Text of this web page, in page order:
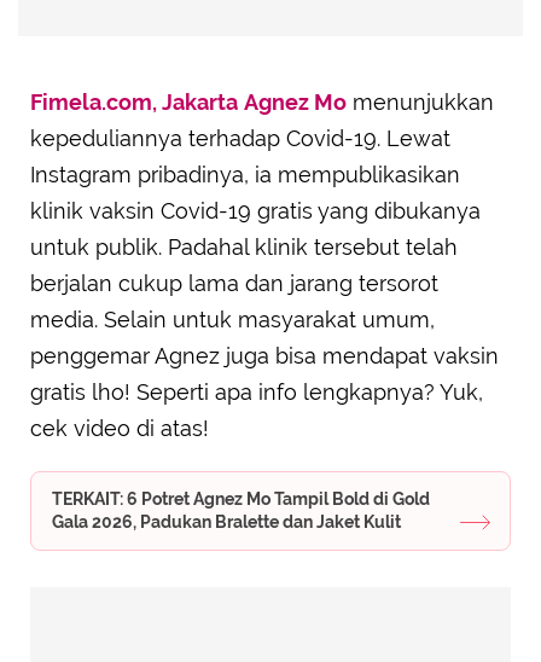
Fimela.com, Jakarta Agnez Mo menunjukkan
kepeduliannya terhadap Covid-19. Lewat
Instagram pribadinya, ia mempublikasikan
klinik vaksin Covid-19 gratis yang dibukanya
untuk publik. Padahal klinik tersebut telah
berjalan cukup lama dan jarang tersorot
media. Selain untuk masyarakat umum,
penggemar Agnez juga bisa mendapat vaksin
gratis lho! Seperti apa info lengkapnya? Yuk,
cek video di atas!
TERKAIT: 6 Potret Agnez Mo Tampil Bold di Gold
Gala 2026, Padukan Bralette dan Jaket Kulit